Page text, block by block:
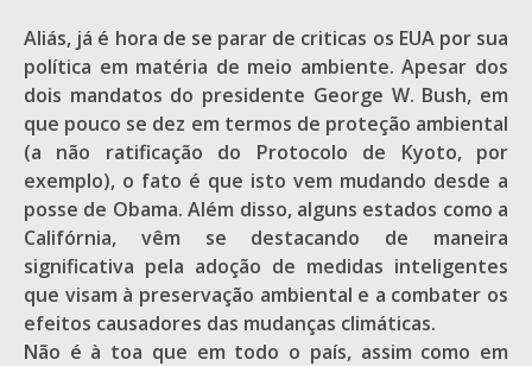
Aliás, já é hora de se parar de criticas os EUA por sua
política em matéria de meio ambiente. Apesar dos
dois mandatos do presidente George W. Bush, em
que pouco se dez em termos de proteção ambiental
(a não ratificação do Protocolo de Kyoto, por
exemplo), o fato é que isto vem mudando desde a
posse de Obama. Além disso, alguns estados como a
Califórnia, vêm se destacando de maneira
significativa pela adoção de medidas inteligentes
que visam à preservação ambiental e a combater os
efeitos causadores das mudanças climáticas.
Não é à toa que em todo o país, assim como em